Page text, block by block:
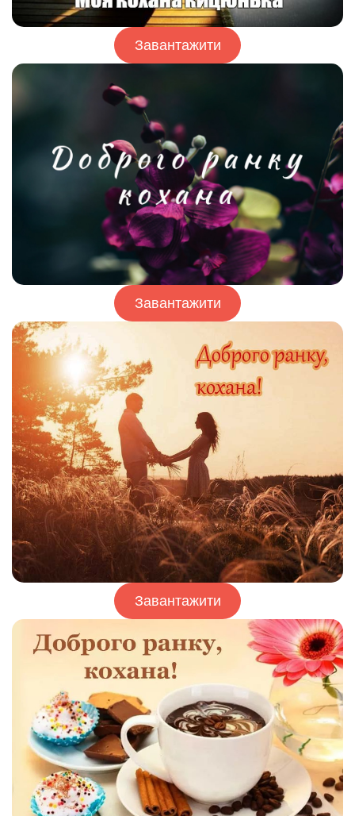
Завантажити
Завантажити
Завантажити